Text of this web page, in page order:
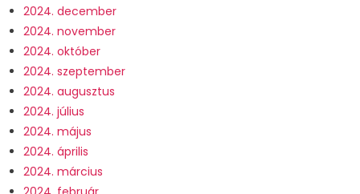
2024. december
2024. november
2024. október
2024. szeptember
2024. augusztus
2024. július
2024. május
2024. április
2024. március